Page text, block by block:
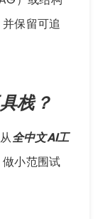
保留可追
栈？
全中文AI工
小范围试